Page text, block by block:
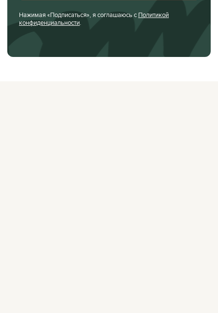
Нажимая «Подписаться», я соглашаюсь с Политикой
конфиденциальности.